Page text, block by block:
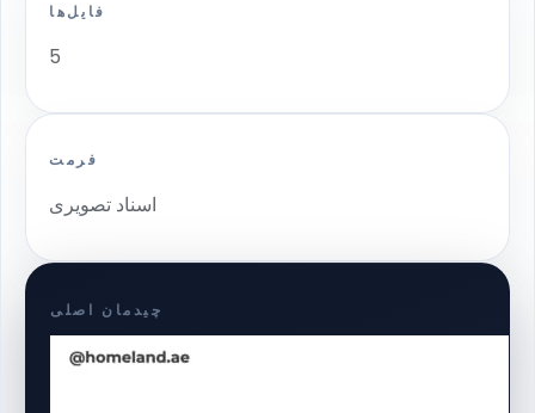
فایل‌ها
5
فرمت
اسناد تصویری
چیدمان اصلی